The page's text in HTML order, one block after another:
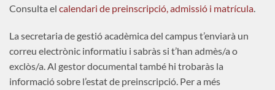
Consulta el calendari de preinscripció, admissió i matrícula.
La secretaria de gestió acadèmica del campus t’enviarà un
correu electrònic informatiu i sabràs si t’han admès/a o
exclòs/a. Al gestor documental també hi trobaràs la
informació sobre l’estat de preinscripció. Per a més